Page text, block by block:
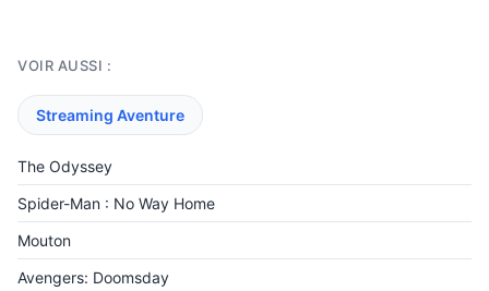
VOIR AUSSI :
Streaming Aventure
The Odyssey
Spider-Man : No Way Home
Mouton
Avengers: Doomsday